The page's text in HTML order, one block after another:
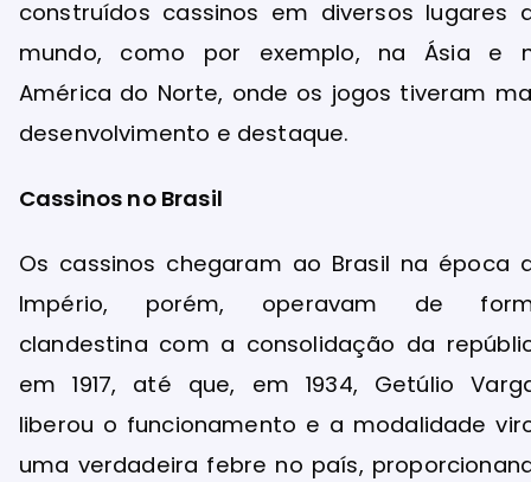
construídos cassinos em diversos lugares
mundo, como por exemplo, na Ásia e
América do Norte, onde os jogos tiveram
desenvolvimento e destaque.
Cassinos no Brasil
Os cassinos chegaram ao Brasil na época
Império, porém, operavam de
clandestina com a consolidação da
em 1917, até que, em 1934, Getúlio
liberou o funcionamento e a modalidade
uma verdadeira febre no país,